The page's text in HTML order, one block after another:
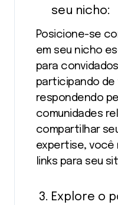
seu nicho:
Posicione-se
em seu nicho
para
participando de
respondendo
comunidades
compartilhar
expertise, você
links para seu
Explore o